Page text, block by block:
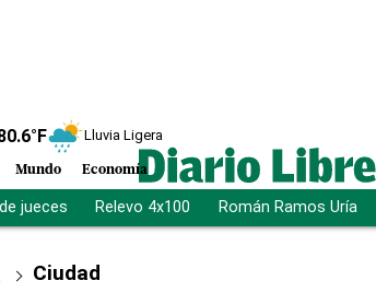
°F Lluvia Ligera
Mundo Economía
jueces Relevo 4x100 Román Ramos Uría
Ciudad